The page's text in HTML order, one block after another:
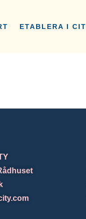
ETABLERA I